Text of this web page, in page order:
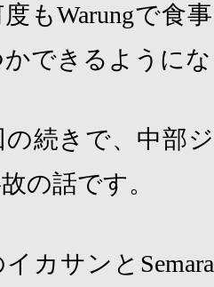
もWarungで食
かできるように
の続きで、中部
の話です。
カサンと